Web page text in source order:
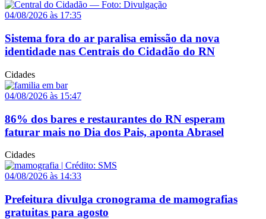
04/08/2026 às 17:35
Sistema fora do ar paralisa emissão da nova
identidade nas Centrais do Cidadão do RN
Cidades
04/08/2026 às 15:47
86% dos bares e restaurantes do RN esperam
faturar mais no Dia dos Pais, aponta Abrasel
Cidades
04/08/2026 às 14:33
Prefeitura divulga cronograma de mamografias
gratuitas para agosto